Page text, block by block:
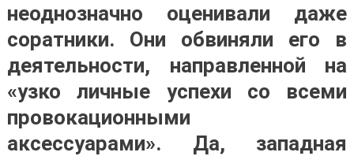
неоднозначно оценивали даже
соратники. Они обвиняли его в
деятельности, направленной на
«узко личные успехи со всеми
провокационными
аксессуарами». Да, западная